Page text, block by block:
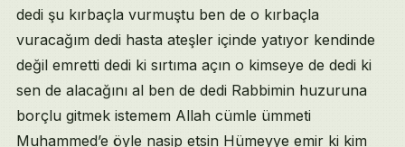
dedi şu kırbaçla vurmuştu ben de o kırbaçla
vuracağım dedi hasta ateşler içinde yatıyor kendinde
değil emretti dedi ki sırtıma açın o kimseye de dedi ki
sen de alacağını al ben de dedi Rabbimin huzuruna
borçlu gitmek istemem Allah cümle ümmeti
Muhammed’e öyle nasip etsin Hümeyye emir ki kim